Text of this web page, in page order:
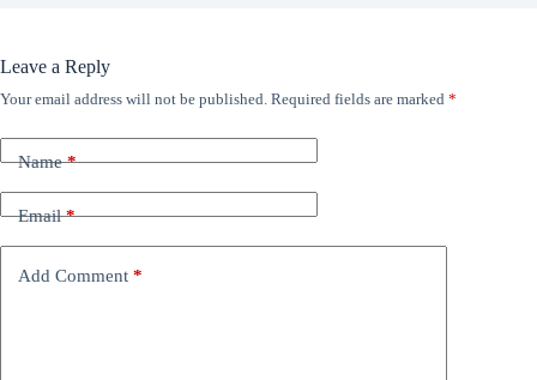
Leave a Reply
Your email address will not be published. Required fields are marked *
Name*
Email*
Add Comment *